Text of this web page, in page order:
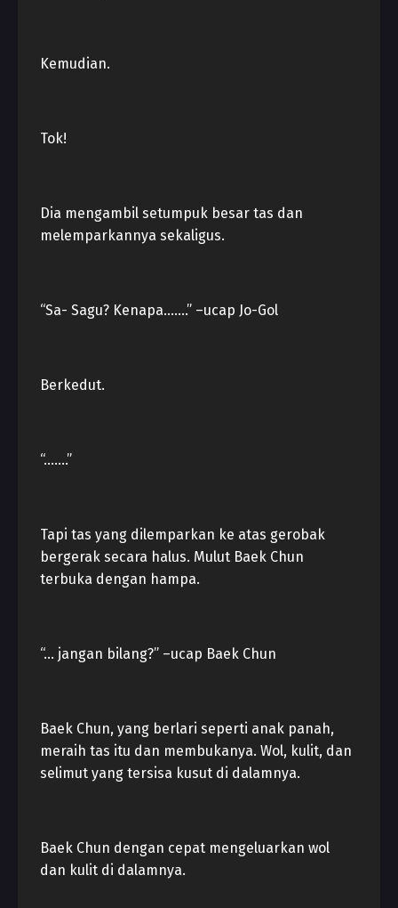
Kemudian.
Tok!
Dia mengambil setumpuk besar tas dan
melemparkannya sekaligus.
“Sa- Sagu? Kenapa…….” –ucap Jo-Gol
Berkedut.
“…….”
Tapi tas yang dilemparkan ke atas gerobak
bergerak secara halus. Mulut Baek Chun
terbuka dengan hampa.
“… jangan bilang?” –ucap Baek Chun
Baek Chun, yang berlari seperti anak panah,
meraih tas itu dan membukanya. Wol, kulit, dan
selimut yang tersisa kusut di dalamnya.
Baek Chun dengan cepat mengeluarkan wol
dan kulit di dalamnya.